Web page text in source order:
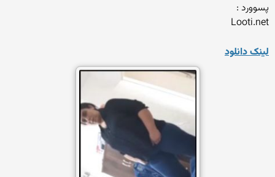
پسوورد :
Looti.net
لینک دانلود